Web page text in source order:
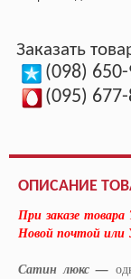
Заказать
(098)
(095)
ОПИСАНИЕ
При заказе
Новой почтой или
Сатин люкс—